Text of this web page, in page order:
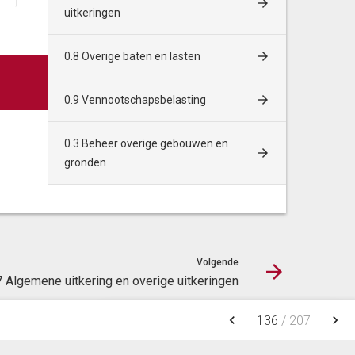
Opbrengst Hondenbelasting
Opbrengst Precariobelasting
1.646
uitkeringen
0.8 Overige baten en lasten
0.9 Vennootschapsbelasting
0.3 Beheer overige gebouwen en
gronden
Volgende
Algemene uitkering en overige uitkeringen
FAVORIETEN
keyboard_arrow_left 136 / 207 keyboard_arrow_right